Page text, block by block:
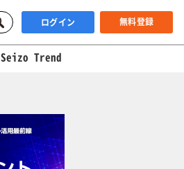
ログイン 無料登録
Seizo Trend